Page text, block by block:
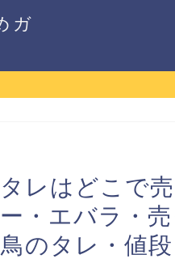
ガ
レはどこで
・エバラ・
のタレ・値段